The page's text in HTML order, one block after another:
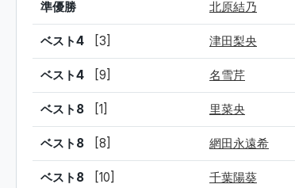
準優勝 北原結乃
ベスト4 [3] 津田梨央
ベスト4 [9] 名雪芹
ベスト8 [1] 里菜央
ベスト8 [8] 網田永遠希
ベスト8 [10] 千葉陽葵